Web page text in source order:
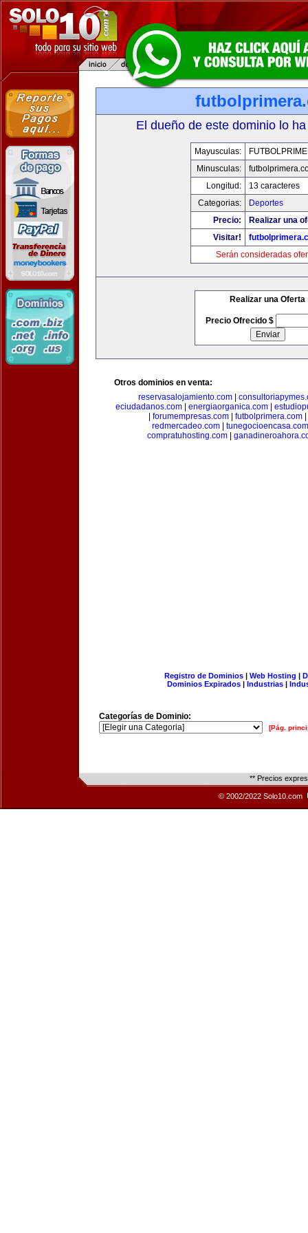
El dueño de este dominio lo
Mayusculas:
Minusculas:
Longitud:
13 caracteres
Categorias:
Deportes
Precio:
Realizar una
Visitar!
Serán consideradas
Realizar una Oferta
Precio Ofrecido $
Otros dominios en venta:
reservasalojamiento.com
eciudadanos.com| energiaorganica.com|
forumempresas.com futbolprimera.com
redmercadeo.com| tunegocioencasa.com
compratuhosting.com|
Registro de Dominios| Web Hosting |
Dominios Expirados | Industrias |
Categorías de Dominio:
[Pág.
** Precios
© 2002/2022 Solo10.com